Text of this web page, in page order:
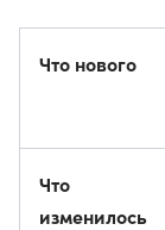
Что нового
Что
изменилось